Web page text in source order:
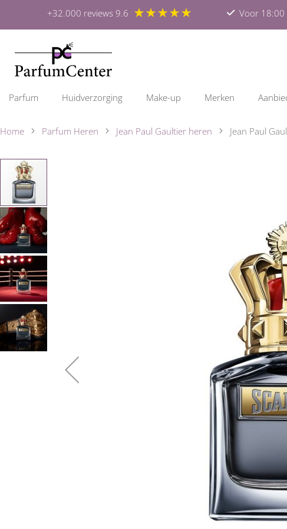
+32.000 reviews 9.6 ★★★★★ Voor 18:00
Parfum Huidverzorging Make-up Merken
Home Parfum Heren Jean Paul Gaultier heren Jean Paul
naar
einde
van
de
afbeeldingen-
gallerij